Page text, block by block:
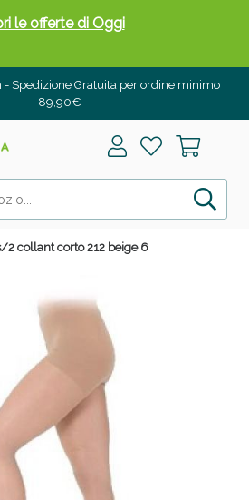
Spedizione Gratuita per ordine minimo
89,90€
2 collant corto 212 beige 6
le offerte di Oggi
Piatta: Sconti fino al 55% validi
solo per OGGI!